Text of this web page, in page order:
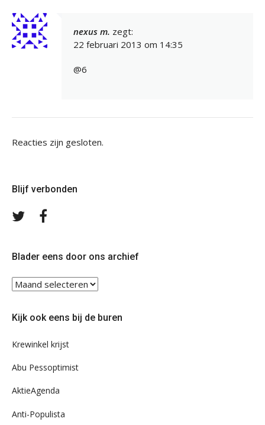
nexus m. zegt:
22 februari 2013 om 14:35
@6
Reacties zijn gesloten.
Blijf verbonden
Volg
Blader eens door ons archief
Blader
eens
ons
Kijk ook eens bij de buren
Krewinkel krijst
Abu Pessoptimist
AktieAgenda
Anti-Populista